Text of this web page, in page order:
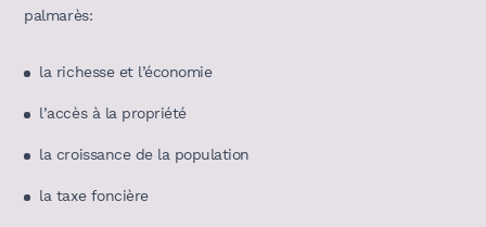
palmarès:
la richesse et l’économie
l’accès à la propriété
la croissance de la population
la taxe foncière